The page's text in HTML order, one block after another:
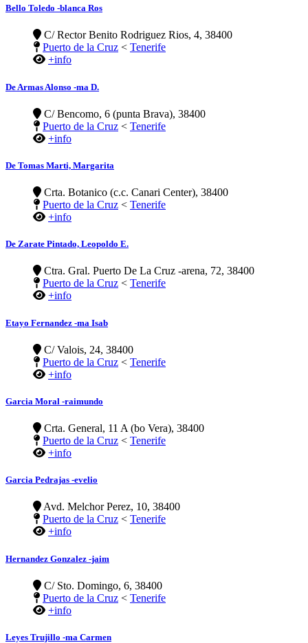
Bello Toledo -blanca Ros
C/ Rector Benito Rodriguez Rios, 4, 38400
Puerto de la Cruz < Tenerife
+info
De Armas Alonso -ma D.
C/ Bencomo, 6 (punta Brava), 38400
Puerto de la Cruz < Tenerife
+info
De Tomas Marti, Margarita
Crta. Botanico (c.c. Canari Center), 38400
Puerto de la Cruz < Tenerife
+info
De Zarate Pintado, Leopoldo E.
Ctra. Gral. Puerto De La Cruz -arena, 72, 38400
Puerto de la Cruz < Tenerife
+info
Etayo Fernandez -ma Isab
C/ Valois, 24, 38400
Puerto de la Cruz < Tenerife
+info
Garcia Moral -raimundo
Crta. General, 11 A (bo Vera), 38400
Puerto de la Cruz < Tenerife
+info
Garcia Pedrajas -evelio
Avd. Melchor Perez, 10, 38400
Puerto de la Cruz < Tenerife
+info
Hernandez Gonzalez -jaim
C/ Sto. Domingo, 6, 38400
Puerto de la Cruz < Tenerife
+info
Leyes Trujillo -ma Carmen